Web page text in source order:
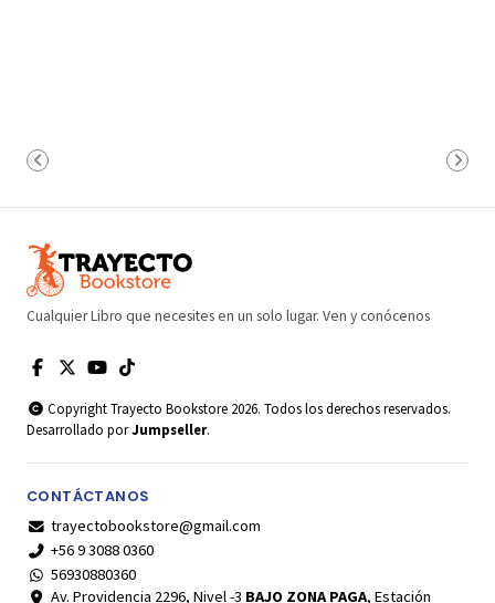
Cualquier Libro que necesites en un solo lugar. Ven y conócenos
Copyright Trayecto Bookstore 2026. Todos los derechos reservados.
Desarrollado porJumpseller.
CONTÁCTANOS
trayectobookstore@gmail.com
+56 9 3088 0360
56930880360
Av. Providencia 2296, Nivel -3 BAJO ZONA PAGA, Estación